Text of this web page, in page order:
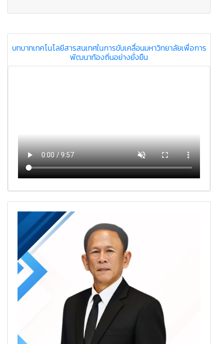
บทบาทเทคโนโลยีสารสนเทศในการขับเคลื่อนมหาวิทยาลัยเพื่อการ
พัฒนาท้องถิ่นอย่างยั่งยืน